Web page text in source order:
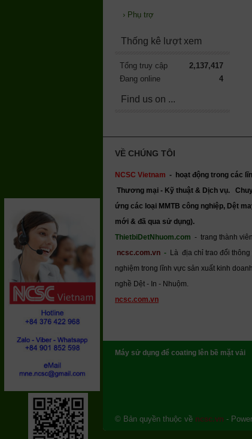
Máy sử dụng để coating lên bề mặt vải
› Phụ trợ
Thống kê lượt xem
Tổng truy cập
2,137,417
Đang online
4
Find us on ...
VỀ CHÚNG TÔI
NCSC Vietnam - hoạt động trong các
Thương mại - Kỹ thuật & Dịch vụ.
ứng các loại MMTB công nghiệp, Dệt
mới & đã qua sử dụng).
ThietbiDetNhuom.com - trang thành
ncsc.com.vn - Là địa chỉ trao đổi thông
nghiệm trong lĩnh vực sản xuất kinh
nghề Dệt - In - Nhuộm.
ncsc.com.vn
© Bản quyền thuộc về ncsc.vn -